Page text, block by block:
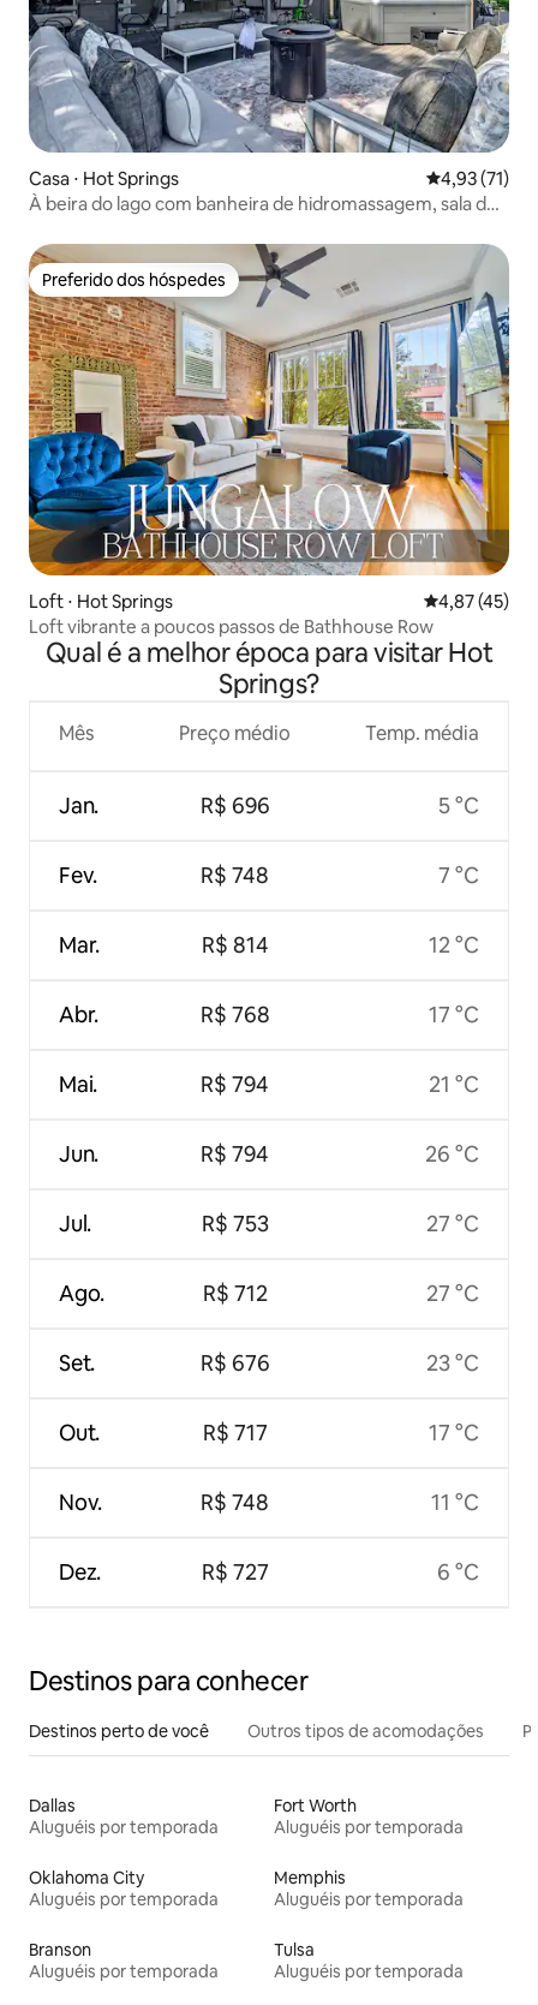
Casa ⋅ Hot Springs 4,93 de uma
4,93 (71)
À beira do lago com banheira de hidromassagem, sala de
Preferido dos hóspedes
Preferido dos hóspedes
Loft ⋅ Hot Springs 4,87 de uma
4,87 (45)
Loft vibrante a poucos passos de Bathhouse Row
Qual é a melhor época para visitar Hot
Springs?
Mês
Jan.
Fev.
Mar.
Abr.
Mai.
Jun.
Jul.
Ago.
Set.
Out.
Nov.
Dez.
Preço médio
R$ 696
R$ 748
R$ 814
R$ 768
R$ 794
R$ 794
R$ 753
R$ 712
R$ 676
R$ 717
R$ 748
R$ 727
Temp. média
5 °C
7 °C
12 °C
17 °C
21 °C
26 °C
27 °C
27 °C
23 °C
17 °C
11 °C
6 °C
Destinos para conhecer
Destinos perto de você Outros tipos de acomodações
Dallas
Aluguéis por temporada
Fort Worth
Aluguéis por temporada
Oklahoma City
Aluguéis por temporada
Memphis
Aluguéis por temporada
Branson
Aluguéis por temporada
Tulsa
Aluguéis por temporada